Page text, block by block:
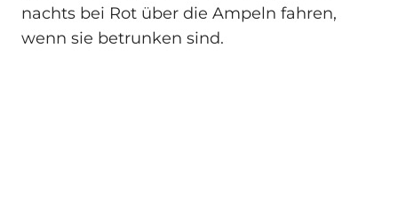
nachts bei Rot über die Ampeln fahren,
wenn sie betrunken sind.